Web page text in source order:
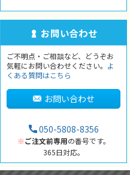
お問い合わせ
ご不明点・ご相談など、どうぞお
気軽にお問い合わせください。 よ
くある質問はこちら
お問い合わせ
050-5808-8356
※ご注文前専用の番号です。
365日対応。